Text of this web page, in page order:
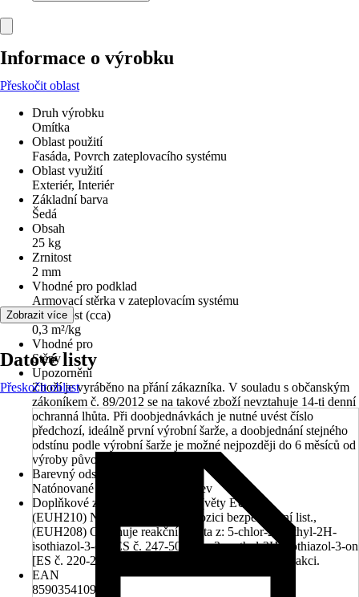
Informace o výrobku
Přeskočit oblast
Druh výrobku
Omítka
Oblast použití
Fasáda, Povrch zateplovacího systému
Oblast využití
Exteriér, Interiér
Základní barva
Šedá
Obsah
25 kg
Zrnitost
2 mm
Vhodné pro podklad
Armovací stěrka v zateplovacím systému
Vydatnost (cca)
0,3 m²/kg
Vhodné pro
Stěny
Upozornění
Zboží je vyráběno na přání zákazníka. V souladu s občanským
zákoníkem č. 89/2012 se na takové zboží nevztahuje 14-ti denní
ochranná lhůta. Při doobjednávkách je nutné uvést číslo
předchozí, ideálně první výrobní šarže, a doobjednání stejného
odstínu podle výrobní šarže je možné nejpozději do 6 měsíců od
výroby původní šarže.
Barevný odstín
Natónované v centru míchání barev
Doplňkové znaky nebezpečnosti (věty EUH)
(EUH210) Na vyžádání je k dispozici bezpečnostní list.,
(EUH208) Obsahuje reakční hmota z: 5-chlor-2-methyl-2H-
isothiazol-3-on [ES č. 247-500-7] a 2-methyl-2H-isothiazol-3-on
[ES č. 220-239-6] (3:1). Může vyvolat alergickou reakci.
EAN
8590354109501
Zobrazit více
Datové listy
Přeskočit oblast